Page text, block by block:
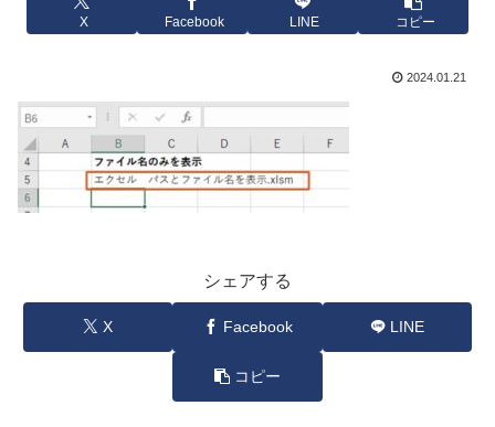
X Facebook LINE コピー
2024.01.21
シェアする
X Facebook LINE
コピー